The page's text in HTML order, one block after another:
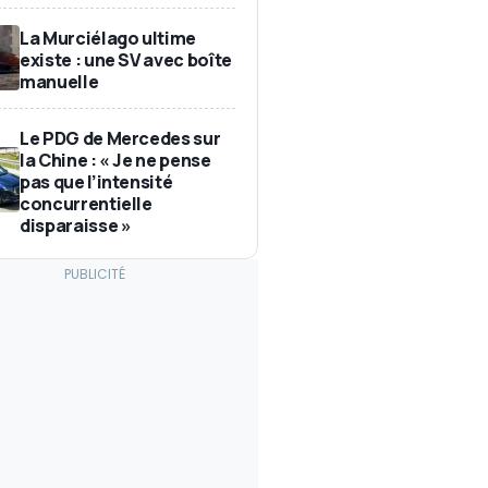
La Murciélago ultime
existe : une SV avec boîte
manuelle
Le PDG de Mercedes sur
la Chine : « Je ne pense
pas que l’intensité
concurrentielle
disparaisse »